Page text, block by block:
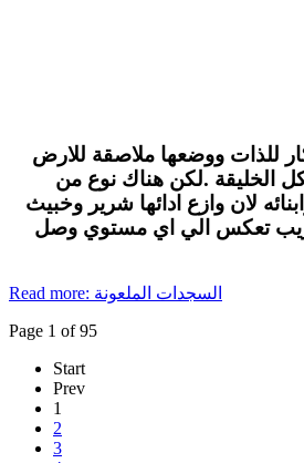
للذات ووضعها ملاصقة للارض
الخليقة .لكن هناك نوع من
لان وازع ادائها شرير وخبيث
تعكس الي اي مستوي وصل
Read more: السجدات الملعونة
Page 1 of 95
Start
Prev
1
2
3